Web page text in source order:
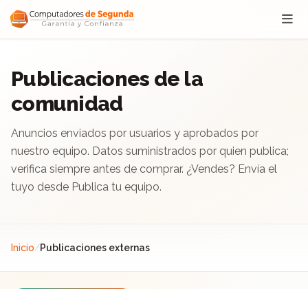
Saltar al contenido
Publicaciones de la
comunidad
Anuncios enviados por usuarios y aprobados por
nuestro equipo. Datos suministrados por quien publica;
verifica siempre antes de comprar. ¿Vendes? Envía el
tuyo desde Publica tu equipo.
Inicio/Publicaciones externas